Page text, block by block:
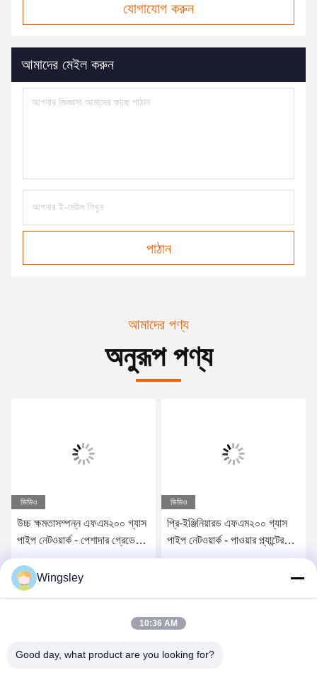
যোগাযোগ করুন
আমাদের মেইল ​​করুন
পাঠান
আমাদের পণ্য
অনুরূপ পণ্য
ভিডিও
উচ্চ ক্ষমতাসম্পন্ন এফএম২০০ গ্যাস
পাইপ নেটওয়ার্ক - পেশাদার গ্রেডের
অগ্নি নির্বাপক সরঞ্জাম
সেরা দাম পান
ভিডিও
প্রি-ইঞ্জিনিয়ারড এফএম২০০ গ্যাস
পাইপ নেটওয়ার্ক - পাওয়ার প্ল্যান্টের
জন্য নির্ভরযোগ্য ইনার্ট গ্যাস সিস্টেম
Wingsley
10:36 AM
Good day, what product are you looking for?